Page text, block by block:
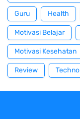
Guru Health
Motivasi Belajar
Motivasi Kesehatan
Review Techno